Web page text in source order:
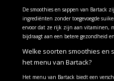
De smoothies en sappen van Bartack
ingrediënten zonder toegevoegde
ervoor dat ze rijk zijn aan vitaminen,
bijdraagt aan een betere gezondheid
Welke soorten smoothies en
het menu van Bartack?
Het menu van Bartack biedt een